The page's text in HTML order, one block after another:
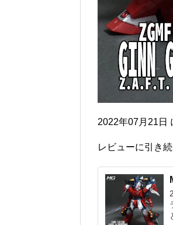
2022年07月21日
レビューに引き続